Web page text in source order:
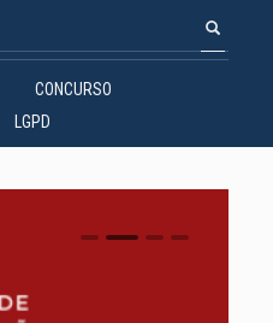
CONCURSO
LGPD
0 1 2